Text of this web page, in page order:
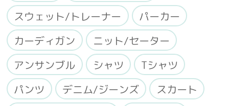
スウェット/トレーナー
パーカー
カーディガン
ニット/セーター
アンサンブル
シャツ
Tシャツ
パンツ
デニム/ジーンズ
スカート